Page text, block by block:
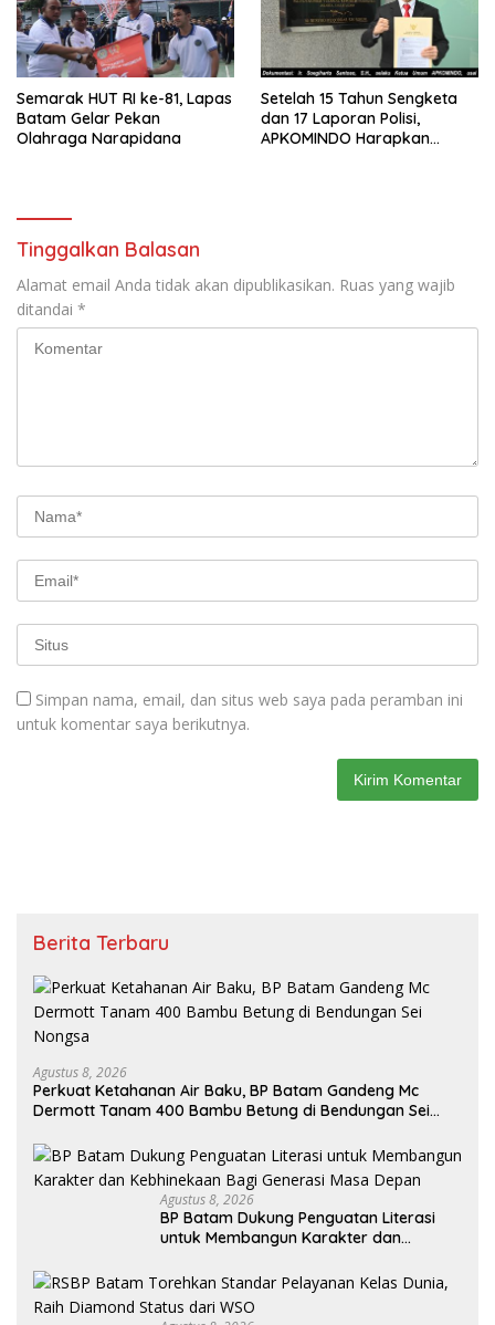
Semarak HUT RI ke-81, Lapas
Batam Gelar Pekan
Olahraga Narapidana
Setelah 15 Tahun Sengketa
dan 17 Laporan Polisi,
APKOMINDO Harapkan
Tinggalkan Balasan
Alamat email Anda tidak akan dipublikasikan. Ruas yang wajib
ditandai *
Simpan nama, email, dan situs web saya pada peramban ini
untuk komentar saya berikutnya.
Berita Terbaru
Agustus 8, 2026
Perkuat Ketahanan Air Baku, BP Batam Gandeng Mc
Dermott Tanam 400 Bambu Betung di Bendungan Sei
Agustus 8, 2026
BP Batam Dukung Penguatan Literasi
untuk Membangun Karakter dan